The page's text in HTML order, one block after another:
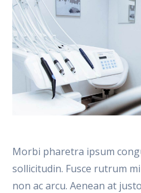
Morbi pharetra ipsum
sollicitudin. Fusce rutrum
non ac arcu. Aenean at